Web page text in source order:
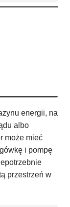
energii, na
albo
może mieć
i pompę
przestrzeń w